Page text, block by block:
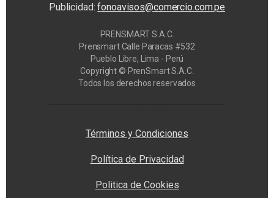
Publicidad:fonoavisos@comercio.com.pe
PRENSMART S.A.C.
Prensmart Calle Paracas #532
Pueblo Libre, Lima - Perú
Copyright © PrenSmart S.A.C.
Todos los derechos reservados
Términos y Condiciones
Política de Privacidad
Politica de Cookies